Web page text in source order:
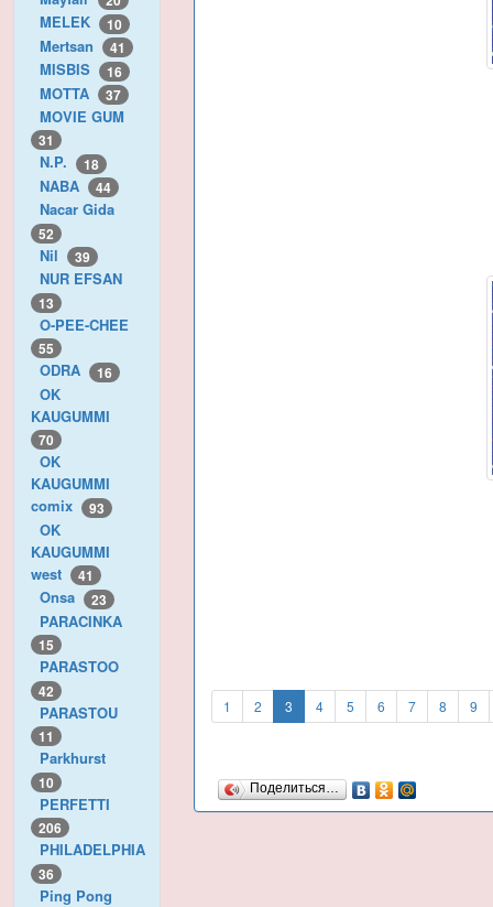
MELEK 10
Mertsan 41
MISBIS 16
MOTTA 37
MOVIE GUM
31
N.P. 18
NABA 44
Nacar Gida
52
Nil 39
NUR EFSAN
13
O-PEE-CHEE
55
ODRA 16
OK
KAUGUMMI
70
OK
KAUGUMMI
comix
93
OK
KAUGUMMI
west
41
Onsa 23
PARACINKA
15
PARASTOO
42
PARASTOU
11
Parkhurst
10
PERFETTI
206
PHILADELPHIA
36
Ping Pong
1 2 3 4 5 6 7 8 9
Поделиться…